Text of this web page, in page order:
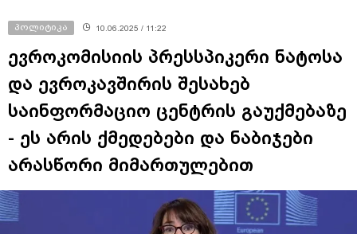
პოლიტიკა 10.06.2025 / 11:22
ევროკომისიის პრესსპიკერი ნატოსა
და ევროკავშირის შესახებ
საინფორმაციო ცენტრის გაუქმებაზე
- ეს არის ქმედებები და ნაბიჯები
არასწორი მიმართულებით